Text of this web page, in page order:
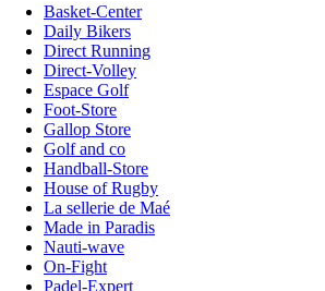
Basket-Center
Daily Bikers
Direct Running
Direct-Volley
Espace Golf
Foot-Store
Gallop Store
Golf and co
Handball-Store
House of Rugby
La sellerie de Maé
Made in Paradis
Nauti-wave
On-Fight
Padel-Expert